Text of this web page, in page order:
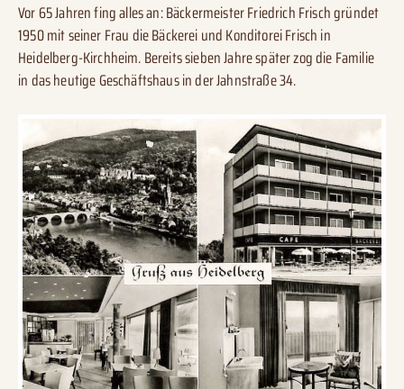
Vor 65 Jahren fing alles an: Bäckermeister Friedrich Frisch gründet
1950 mit seiner Frau die Bäckerei und Konditorei Frisch in
Heidelberg-Kirchheim. Bereits sieben Jahre später zog die Familie
in das heutige Geschäftshaus in der Jahnstraße 34.